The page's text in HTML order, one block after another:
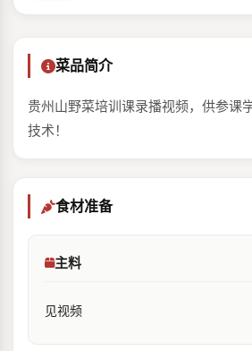
菜品简介
贵州山野菜培训课录播视频，供参课
技术！
食材准备
主料
见视频